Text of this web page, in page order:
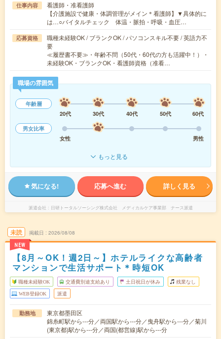
仕事内容
看護師・准看護師
【介護施設で健康・体調管理がメイン＊看護師】▼具体的に
は…○バイタルチェック 体温・脈拍・呼吸・血圧…
応募資格
職種未経験OK / ブランクOK / パソコンスキル不要 / 英語力不
要
≪履歴書不要≫・年齢不問（50代・60代の方も活躍中！）・
未経験OK・ブランクOK・看護師資格（准看…
職場の雰囲気
年齢層
20代
30代 40代 50代
60代
男女比率
女性
男性
もっと見る
気になる! 応募へ進む 詳しく見る
派遣会社 日研トータルソーシング株式会社 メディカルケア事業部 ナース派遣
未読
NEW
掲載日 2026/08/08
【8月～OK！週2日～】ホテルライクな高齢者
マンションで生活サポート＊時短OK
職種未経験OK 交通費別途支給あり 土日祝日が休み 残業なし
WEB登録OK 派遣
勤務地
東京都墨田区
錦糸町駅から---分／両国駅から---分／曳舟駅から---分／菊川
(東京都)駅から---分／両国(都営線)駅から---分